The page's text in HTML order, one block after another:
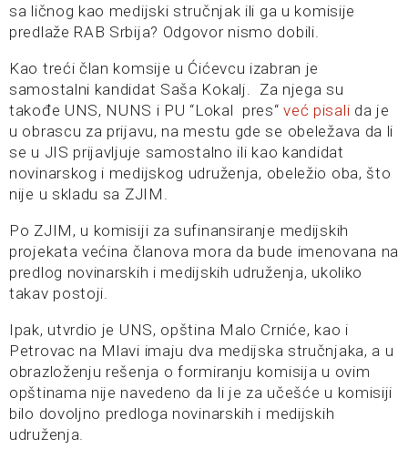
sa ličnog kao medijski stručnjak ili ga u komisije
predlaže RAB Srbija? Odgovor nismo dobili.
Kao treći član komsije u Ćićevcu izabran je
samostalni kandidat Saša Kokalj. Za njega su
takođe UNS, NUNS i PU “Lokal pres“već pisali da je
u obrascu za prijavu, na mestu gde se obeležava da li
se u JIS prijavljuje samostalno ili kao kandidat
novinarskog i medijskog udruženja, obeležio oba, što
nije u skladu sa ZJIM.
Po ZJIM, u komisiji za sufinansiranje medijskih
projekata većina članova mora da bude imenovana na
predlog novinarskih i medijskih udruženja, ukoliko
takav postoji.
Ipak, utvrdio je UNS, opština Malo Crniće, kao i
Petrovac na Mlavi imaju dva medijska stručnjaka, a u
obrazloženju rešenja o formiranju komisija u ovim
opštinama nije navedeno da li je za učešće u komisiji
bilo dovoljno predloga novinarskih i medijskih
udruženja.